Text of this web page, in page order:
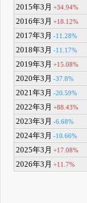
2015年3月 +34.94%
2016年3月 +18.12%
2017年3月 -11.28%
2018年3月 -11.17%
2019年3月 +15.08%
2020年3月 -37.8%
2021年3月 -20.59%
2022年3月 +88.43%
2023年3月 -6.68%
2024年3月 -10.66%
2025年3月 +17.08%
2026年3月 +11.7%